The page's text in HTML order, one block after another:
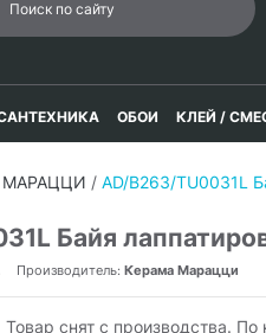
ОБОИ КЛЕЙ /
МАРАЦЦИ / AD/B263/TU0031L
Байя
Производитель: Керама Марацци
Товар снят с производства.